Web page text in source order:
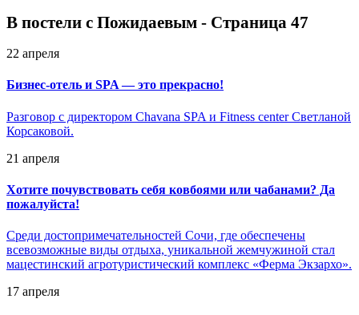
В постели с Пожидаевым - Страница 47
22 апреля
Бизнес-отель и SPA — это прекрасно!
Разговор с директором Chavana SPA и Fitness center Светланой
Корсаковой.
21 апреля
Хотите почувствовать себя ковбоями или чабанами? Да
пожалуйста!
Среди достопримечательностей Сочи, где обеспечены
всевозможные виды отдыха, уникальной жемчужиной стал
мацестинский агротуристический комплекс «Ферма Экзархо».
17 апреля